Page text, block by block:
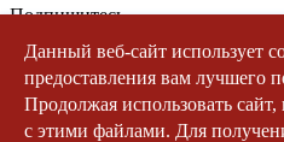
Данный веб-сайт использует
предоставления вам лучшего
Продолжая использовать сайт,
с этими файлами. Для
Подпишитесь
Имя *
Электронная почта *
Серийный номер устройства